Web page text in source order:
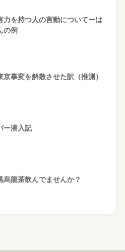
力を持つ人の言動についてーは
の例
京事変を解散させた訳（推測）
ー潜入記
烏龍茶飲んでませんか？